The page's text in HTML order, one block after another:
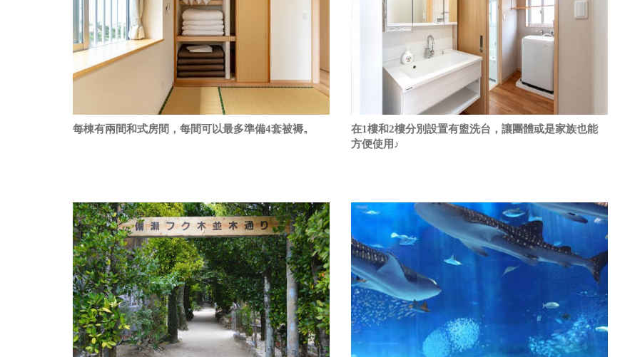
每棟有兩間和式房間，每間可以最多準備4套被褥。
在1樓和2樓分別設置有盥洗台，讓團體或是家族也能
方便使用♪